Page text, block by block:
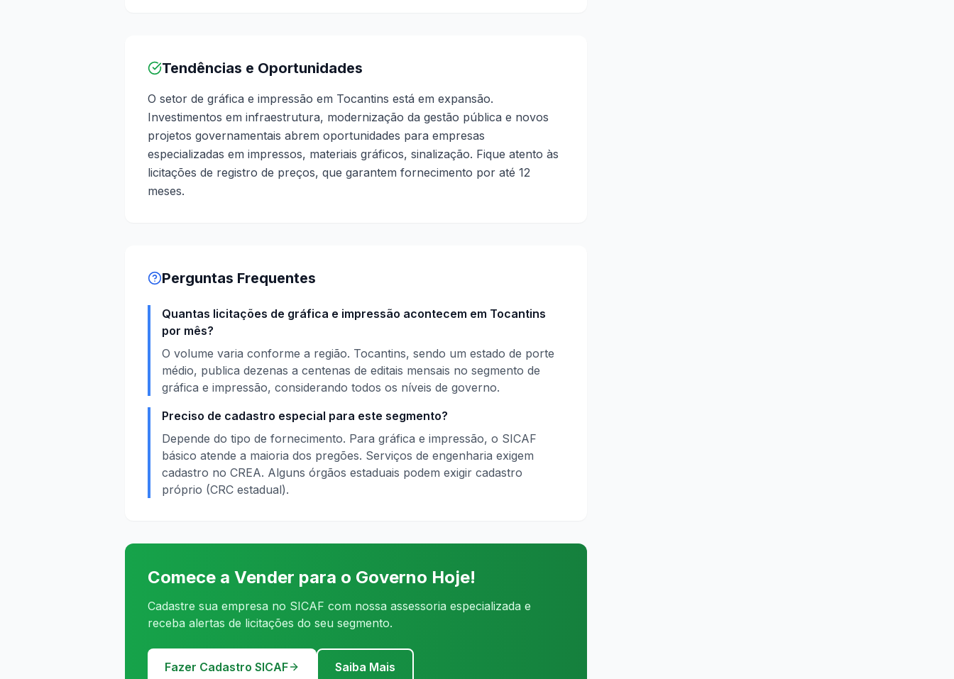
Tendências e Oportunidades
O setor de gráfica e impressão em Tocantins está em expansão.
Investimentos em infraestrutura, modernização da gestão pública e novos
projetos governamentais abrem oportunidades para empresas
especializadas em impressos, materiais gráficos, sinalização. Fique atento às
licitações de registro de preços, que garantem fornecimento por até 12
meses.
Perguntas Frequentes
Quantas licitações de gráfica e impressão acontecem em Tocantins
por mês?
O volume varia conforme a região. Tocantins, sendo um estado de porte
médio, publica dezenas a centenas de editais mensais no segmento de
gráfica e impressão, considerando todos os níveis de governo.
Preciso de cadastro especial para este segmento?
Depende do tipo de fornecimento. Para gráfica e impressão, o SICAF
básico atende a maioria dos pregões. Serviços de engenharia exigem
cadastro no CREA. Alguns órgãos estaduais podem exigir cadastro
próprio (CRC estadual).
Comece a Vender para o Governo Hoje!
Cadastre sua empresa no SICAF com nossa assessoria especializada e
receba alertas de licitações do seu segmento.
Fazer Cadastro SICAF Saiba Mais